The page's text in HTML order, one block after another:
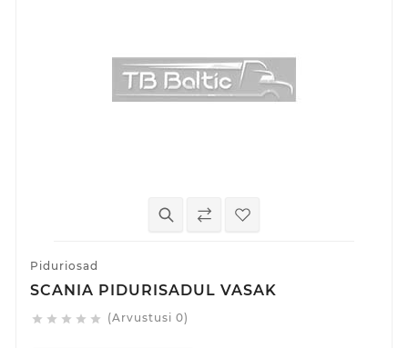
Piduriosad
SCANIA PIDURISADUL VASAK
     (Arvustusi 0)